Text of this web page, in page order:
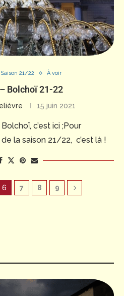
Saison 21/22 À voir
Bolchoï 21-22
15 juin 2021
c’est ici ;Pour
la saison 21/22, c’est là !
6 7 8 9